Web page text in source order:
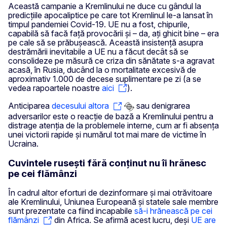
Această campanie a Kremlinului ne duce cu gândul la
predicțiile apocaliptice pe care tot Kremlinul le-a lansat în
timpul pandemiei Covid-19. UE nu a fost, chipurile,
capabilă să facă față provocării și – da, ați ghicit bine – era
pe cale să se prăbușească. Această insistență asupra
destrămării inevitabile a UE nu a făcut decât să se
consolideze pe măsură ce criza din sănătate s-a agravat
acasă, în Rusia, ducând la o mortalitate excesivă de
aproximativ 1.000 de decese suplimentare pe zi (a se
vedea rapoartele noastre aici
).
Anticiparea decesului altora
sau denigrarea
adversarilor este o reacție de bază a Kremlinului pentru a
distrage atenția de la problemele interne, cum ar fi absența
unei victorii rapide și numărul tot mai mare de victime în
Ucraina.
Cuvintele rusești fără conținut nu îi hrănesc
pe cei flămânzi
În cadrul altor eforturi de dezinformare și mai otrăvitoare
ale Kremlinului, Uniunea Europeană și statele sale membre
sunt prezentate ca fiind incapabile să-i hrănească pe cei
flămânzi
din Africa. Se afirmă acest lucru, deși UE are